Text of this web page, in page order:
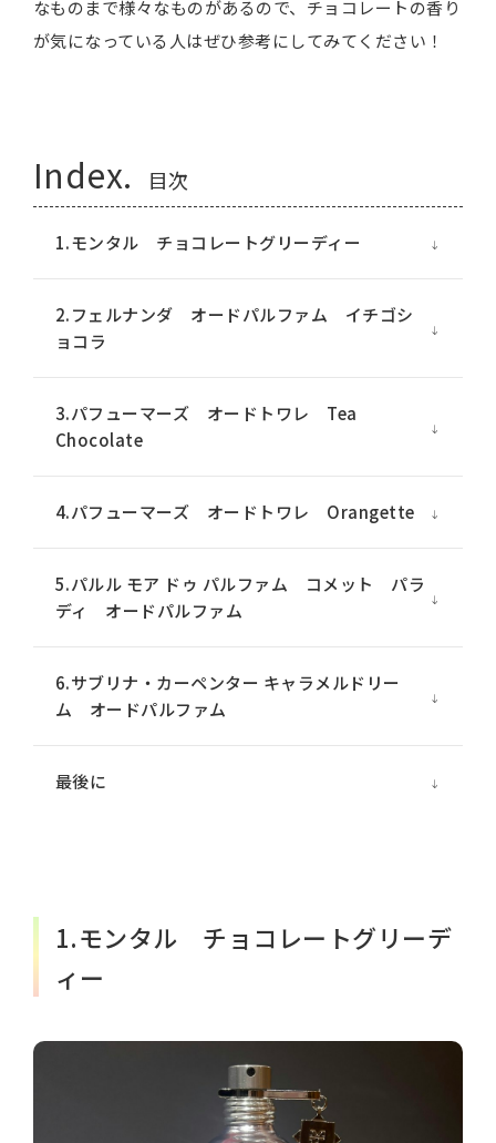
なものまで様々なものがあるので、チョコレートの香り
が気になっている人はぜひ参考にしてみてください！
Index. 目次
1.モンタル チョコレートグリーディー
2.フェルナンダ オードパルファム イチゴシ
ョコラ
3.パフューマーズ オードトワレ Tea
Chocolate
4.パフューマーズ オードトワレ Orangette
5.パルル モア ドゥ パルファム コメット パラ
ディ オードパルファム
6.サブリナ・カーペンター キャラメルドリー
ム オードパルファム
最後に
1.モンタル チョコレートグリーデ
ィー